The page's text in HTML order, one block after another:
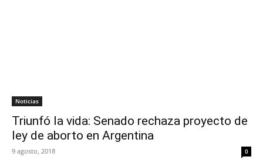
Noticias
Triunfó la vida: Senado rechaza proyecto de
ley de aborto en Argentina
9 agosto, 2018 0